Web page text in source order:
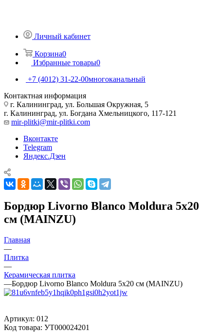
Личный кабинет
Корзина0
Избранные товары0
+7 (4012) 31-22-00многоканальный
Контактная информация
г. Калининград, ул. Большая Окружная, 5
г. Калининград, ул. Богдана Хмельницкого, 117-121
mir-plitki@mir-plitki.com
Вконтакте
Telegram
Яндекс.Дзен
Бордюр Livorno Blanco Moldura 5x20
см (MAINZU)
Главная
—
Плитка
—
Керамическая плитка
—Бордюр Livorno Blanco Moldura 5x20 см (MAINZU)
Артикул: 012
Код товара: УТ000024201